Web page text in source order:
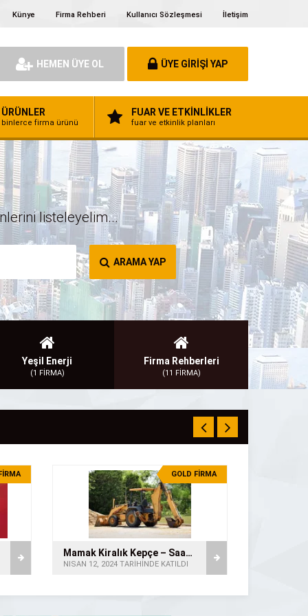
Künye Firma Rehberi Kullanıcı Sözleşmesi İletişim
HEMEN ÜYE OL ÜYE GİRİŞİ YAP
ÜRÜNLER
binlerce firma ürünü
FUAR VE ETKİNLİKLER
fuar ve etkinlik planları
listeleyelim...
ARAMA YAP
Yeşil Enerji
(1 FİRMA)
Firma Rehberleri
(11 FİRMA)
GOLD FİRMA
Mamak Kiralık Kepçe – Saatlik Kepçe
NISAN 12, 2024 TARİHİNDE KATILDI